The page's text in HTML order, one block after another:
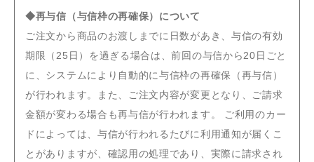
◆再与信（与信枠の再確保）について
ご注文から商品のお渡しまでに日数があき、与信の有効
期限（25日）を過ぎる場合は、前回の与信から20日ごと
に、システムにより自動的に与信枠の再確保（再与信）
が行われます。また、ご注文内容が変更となり、ご請求
金額が変わる場合も再与信が行われます。 ご利用のカー
ドによっては、与信が行われるたびに利用通知が届くこ
とがありますが、確認用の処理であり、実際に請求され